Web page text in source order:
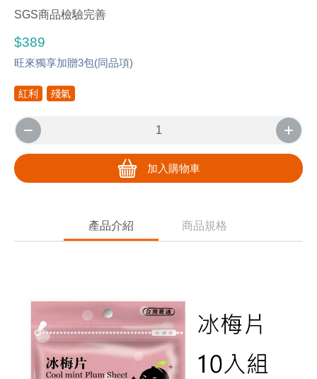
SGS商品檢驗完善
$389
旺來獨享加贈3包(同品項)
紅利 殘氣
加入購物車
產品介紹 商品規格